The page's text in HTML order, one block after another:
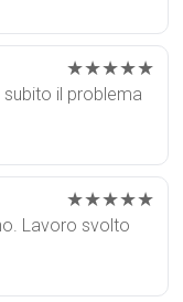
★★★★★
il problema
★★★★★
Lavoro svolto